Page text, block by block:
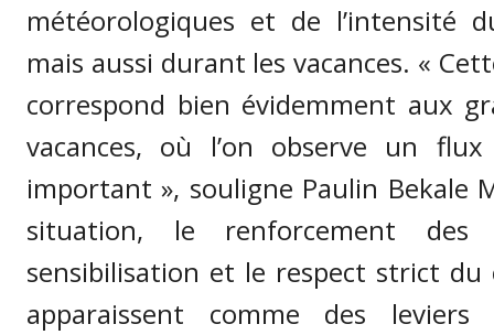
météorologiques et de l’intensité
mais aussi durant les vacances. «
correspond bien évidemment aux
vacances, où l’on observe un
important », souligne Paulin Bekale
situation, le renforcement des
sensibilisation et le respect strict du
apparaissent comme des leviers